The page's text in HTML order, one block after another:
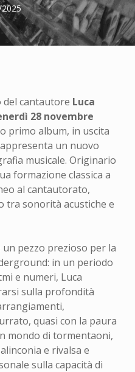
cantautore Luca
28 novembre
primo album, in uscita
un nuovo
musicale. Originario
formazione classica a
al cantautorato,
tra sonorità acustiche e
pezzo prezioso per la
in un periodo
e numeri, Luca
sulla profondità
quasi con la paura
mondo di tormentaoni,
e rivalsa e
sulla capacità di